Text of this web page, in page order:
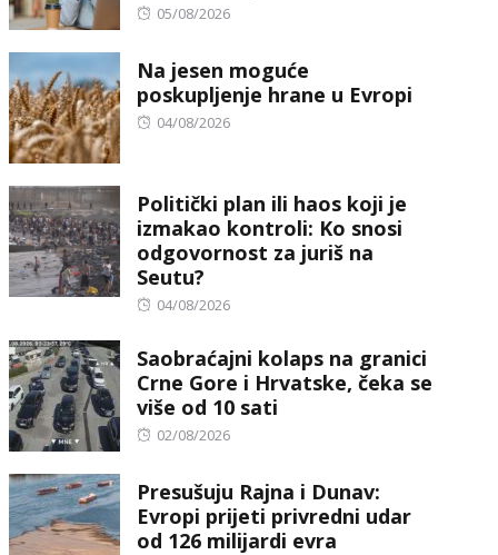
Posted
05/08/2026
Na jesen moguće
poskupljenje hrane u Evropi
Posted
04/08/2026
Politički plan ili haos koji je
izmakao kontroli: Ko snosi
odgovornost za juriš na
Seutu?
Posted
04/08/2026
Saobraćajni kolaps na granici
Crne Gore i Hrvatske, čeka se
više od 10 sati
Posted
02/08/2026
Presušuju Rajna i Dunav:
Evropi prijeti privredni udar
od 126 milijardi evra